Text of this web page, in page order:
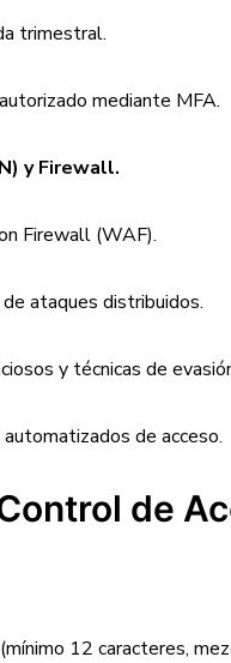
trimestral.
mediante MFA.
y Firewall.
Firewall (WAF).
ataques distribuidos.
y técnicas de
de acceso.
de
12 caracteres,